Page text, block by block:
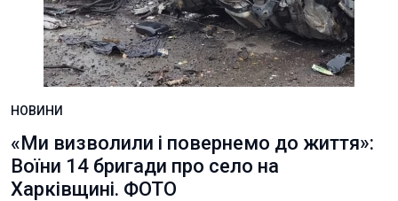
НОВИНИ
«Ми визволили і повернемо до життя»:
Воїни 14 бригади про село на
Харківщині. ФОТО